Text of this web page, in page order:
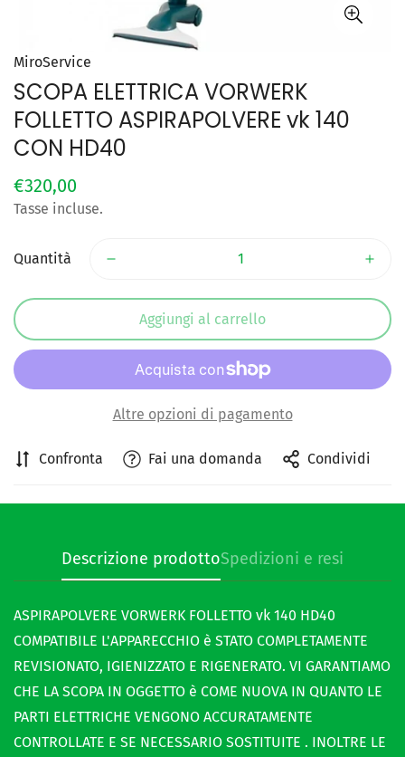
MiroService
SCOPA ELETTRICA VORWERK
FOLLETTO ASPIRAPOLVERE vk 140
CON HD40
Prezzo
regolare
€320,00
Tasse incluse.
Quantità
Aggiungi al carrello
Altre opzioni di pagamento
Confronta Fai una domanda Condividi
Descrizione prodottoSpedizioni e resi
ASPIRAPOLVERE VORWERK FOLLETTO vk 140 HD40
COMPATIBILE L'APPARECCHIO è STATO COMPLETAMENTE
REVISIONATO, IGIENIZZATO E RIGENERATO. VI GARANTIAMO
CHE LA SCOPA IN OGGETTO è COME NUOVA IN QUANTO LE
PARTI ELETTRICHE VENGONO ACCURATAMENTE
CONTROLLATE E SE NECESSARIO SOSTITUITE . INOLTRE LE
Confirm your age
Are you 18 years old or older?
No, I'm not Yes, I am